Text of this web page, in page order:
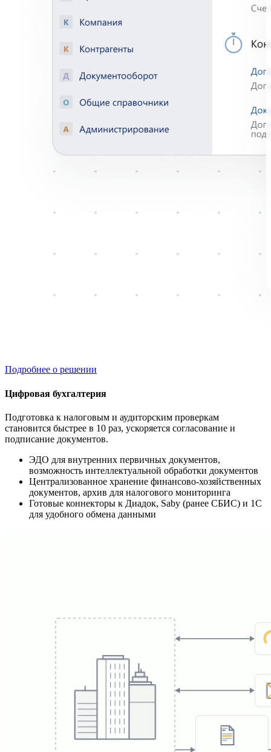
Подробнее о решении
Цифровая бухгалтерия
Подготовка к налоговым и аудиторским проверкам
становится быстрее в 10 раз, ускоряется согласование и
подписание документов.
ЭДО для внутренних первичных документов,
возможность интеллектуальной обработки документов
Централизованное хранение финансово-хозяйственных
документов, архив для налогового мониторинга
Готовые коннекторы к Диадок, Saby (ранее СБИС) и 1С
для удобного обмена данными